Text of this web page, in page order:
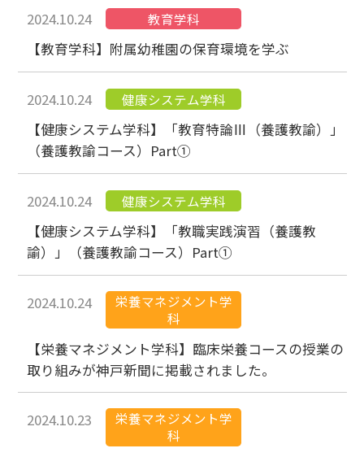
2024.10.24 教育学科
【教育学科】附属幼稚園の保育環境を学ぶ
2024.10.24 健康システム学科
【健康システム学科】「教育特論Ⅲ（養護教諭）」
（養護教諭コース）Part①
2024.10.24 健康システム学科
【健康システム学科】「教職実践演習（養護教
諭）」（養護教諭コース）Part①
2024.10.24
栄養マネジメント学
科
【栄養マネジメント学科】臨床栄養コースの授業の
取り組みが神戸新聞に掲載されました。
2024.10.23
栄養マネジメント学
科